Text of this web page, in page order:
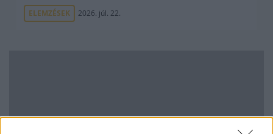
ELEMZÉSEK 2026. júl. 22.